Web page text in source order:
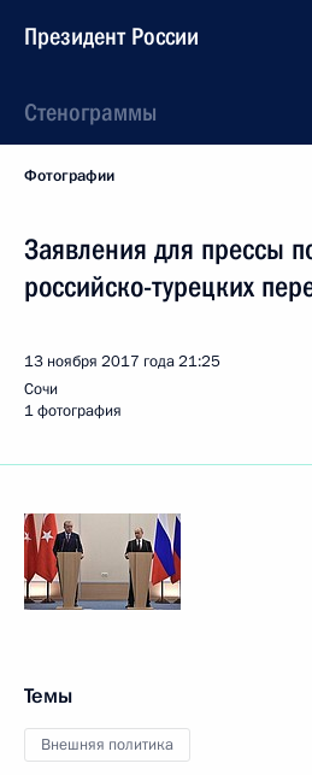
Президент России
Стенограммы
Фотографии
Заявления для прессы
российско-турецких
13 ноября 2017 года21:25
Сочи
1 фотография
Темы
Внешняя политика